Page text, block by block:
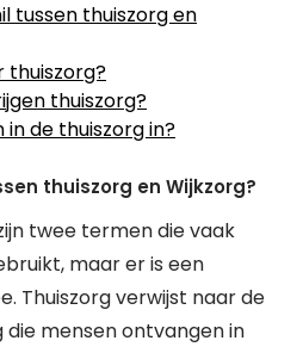
tussen thuiszorg en
thuiszorg?
thuiszorg?
de thuiszorg in?
thuiszorg en Wijkzorg?
twee termen die vaak
maar er is een
Thuiszorg verwijst naar de
mensen ontvangen in